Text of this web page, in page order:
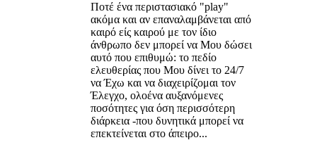
Ποτέ ένα περιστασιακό "play"
ακόμα και αν επαναλαμβάνεται από
καιρό είς καιρού με τον ίδιο
άνθρωπο δεν μπορεί να Μου δώσει
αυτό που επιθυμώ: το πεδίο
ελευθερίας που Μου δίνει το 24/7
να Έχω και να διαχειρίζομαι τον
Έλεγχο, ολοένα αυξανόμενες
ποσότητες για όση περισσότερη
διάρκεια -που δυνητικά μπορεί να
επεκτείνεται στο άπειρο...